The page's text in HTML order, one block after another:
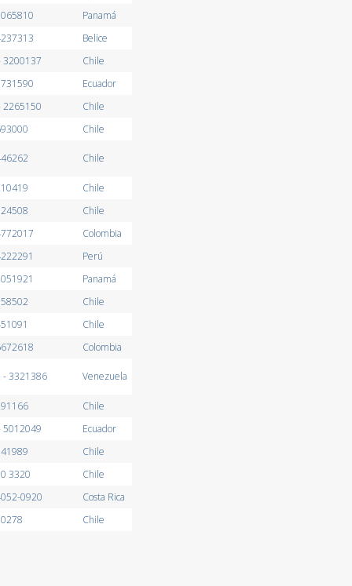
Panamá
Belice
3200137
Chile
Ecuador
2265150
Chile
Chile
Chile
Chile
Chile
Colombia
Perú
Panamá
Chile
Chile
Colombia
- 3321386 Venezuela
Chile
5012049
Ecuador
Chile
3320
Chile
0920
Costa Rica
Chile